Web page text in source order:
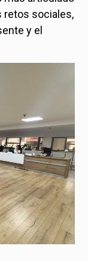
retos sociales,
y el